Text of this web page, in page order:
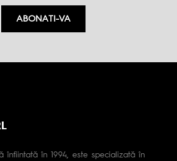
ABONATI-VA
înfiintată în 1994, este specializată în